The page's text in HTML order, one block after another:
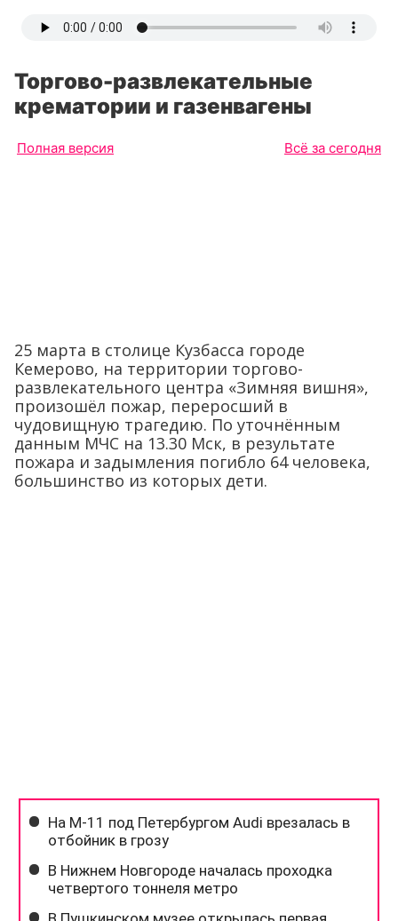
Торгово-развлекательные
крематории и газенвагены
Полная версия Всё за сегодня
25 марта в столице Кузбасса городе
Кемерово, на территории торгово-
развлекательного центра «Зимняя вишня»,
произошёл пожар, переросший в
чудовищную трагедию. По уточнённым
данным МЧС на 13.30 Мск, в результате
пожара и задымления погибло 64 человека,
большинство из которых дети.